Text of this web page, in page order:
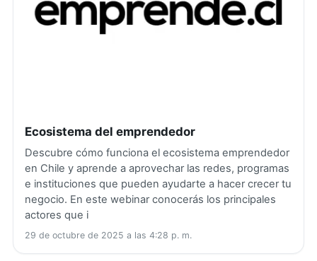
Ecosistema del emprendedor
Descubre cómo funciona el ecosistema emprendedor
en Chile y aprende a aprovechar las redes, programas
e instituciones que pueden ayudarte a hacer crecer tu
negocio. En este webinar conocerás los principales
actores que i
29 de octubre de 2025 a las 4:28 p. m.